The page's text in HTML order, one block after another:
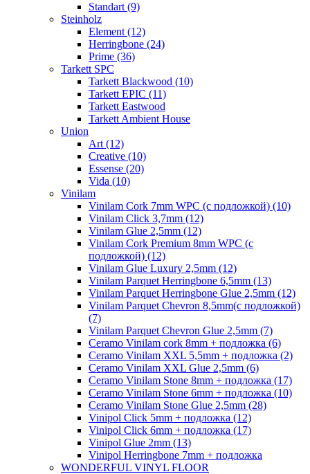
Standart (9)
Steinholz
Element (12)
Herringbone (24)
Prime (36)
Tarkett SPC
Tarkett Blackwood (10)
Tarkett EPIC (11)
Tarkett Eastwood
Tarkett Ambient House
Union
Art (12)
Creative (10)
Essense (20)
Vida (10)
Vinilam
Vinilam Cork 7mm WPC (с подложкой) (10)
Vinilam Click 3,7mm (12)
Vinilam Glue 2,5mm (12)
Vinilam Cork Premium 8mm WPC (с
подложкой) (12)
Vinilam Glue Luxury 2,5mm (12)
Vinilam Parquet Herringbone 6,5mm (13)
Vinilam Parquet Herringbone Glue 2,5mm (12)
Vinilam Parquet Chevron 8,5mm(с подложкой)
(7)
Vinilam Parquet Chevron Glue 2,5mm (7)
Ceramo Vinilam cork 8mm + подложка (6)
Ceramo Vinilam XXL 5,5mm + подложка (2)
Ceramo Vinilam XXL Glue 2,5mm (6)
Ceramo Vinilam Stone 8mm + подложка (17)
Ceramo Vinilam Stone 6mm + подложка (10)
Ceramo Vinilam Stone Glue 2,5mm (28)
Vinipol Click 5mm + подложка (12)
Vinipol Click 6mm + подложка (17)
Vinipol Glue 2mm (13)
Vinipol Herringbone 7mm + подложка
WONDERFUL VINYL FLOOR